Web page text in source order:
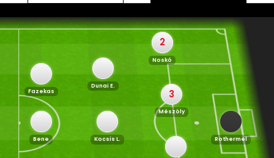
Rothermel
2
Noskó
3
Mészöly
Dunai E.
Kocsis L.
Fazekas
Bene